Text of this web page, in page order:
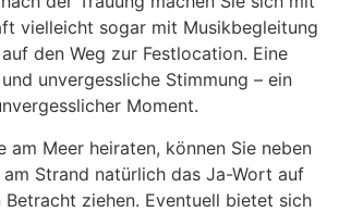
vielleicht sogar mit Musikbegleitung
den Weg zur Festlocation. Eine
unvergessliche Stimmung – ein
Moment.
am Meer heiraten, können Sie neben
am Strand natürlich das Ja-Wort auf
ziehen. Eventuell bietet sich